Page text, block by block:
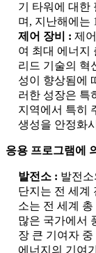
기 타워에 대한
며, 지난해에는
제어 장비 : 제
여 최대 에너지
리드 기술의 혁
성이 향상됨에
러한 성장은 특
지역에서 특히
생성을 안정화
응용 프로그램에
발전소 : 발전
단지는 전 세계
소는 전 세계
많은 국가에서
장 큰 기여자
에너지의 기여